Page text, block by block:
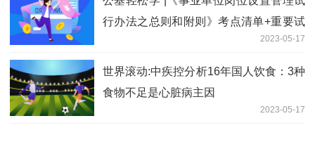
行办法之总则和附则》考点清单+重要试
2023-05-17
世界滚动:中疾控分析16年国人饮食：3种
食物不足是心脏病主因
2023-05-17